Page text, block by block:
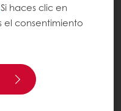
Si haces clic en
el consentimiento